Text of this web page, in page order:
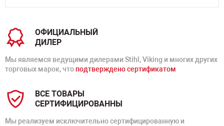
ОФИЦИАЛЬНЫЙ
ДИЛЕР
Мы являемся ведущими дилерами Stihl, Viking и многих других
торговых марок, что подтверждено сертификатом
ВСЕ ТОВАРЫ
СЕРТИФИЦИРОВАННЫ
Мы реализуем исключительно сертифицированную и